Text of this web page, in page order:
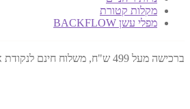
מקלות קטורת
מפלי עשן BACKFLOW
ברכישה מעל 499 ש"ח, משלוח חינם לנקודת איסוף